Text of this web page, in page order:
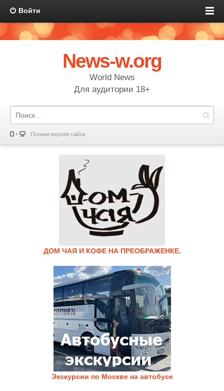
Войти
News-w.org
World News
Для аудитории 18+
Полная версия сайта
ДОМ ЧАЯ И КОФЕ НА ПРЕОБРАЖЕНКЕ.
Экскурсии по Москве на автобусе